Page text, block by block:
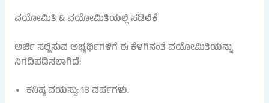
ವಯೋಮಿತಿ & ವಯೋಮಿತಿಯಲ್ಲಿ ಸಡಿಲಿಕೆ
ಅರ್ಜಿ ಸಲ್ಲಿಸುವ ಅಭ್ಯರ್ಥಿಗಳಿಗೆ ಈ ಕೆಳಗಿನಂತೆ ವಯೋಮಿತಿಯನ್ನು
ನಿಗದಿಪಡಿಸಲಾಗಿದೆ:
ಕನಿಷ್ಠ ವಯಸ್ಸು: 18 ವರ್ಷಗಳು.